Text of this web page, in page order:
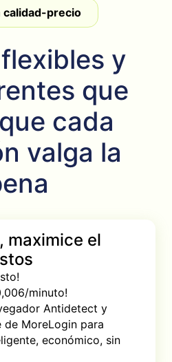
calidad-precio
y
que
cada
valga la
maximice el
minuto!
Antidetect y
de MoreLogin para
económico, sin